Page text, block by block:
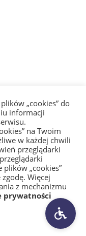
|Deklaracja
„cookies” do
informacji
na Twoim
w każdej chwili
przeglądarki
„cookies”
Więcej
z mechanizmu
prywatności